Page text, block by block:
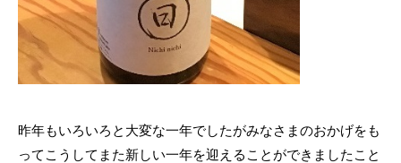
昨年もいろいろと大変な一年でしたがみなさまのおかげをも
ってこうしてまた新しい一年を迎えることができましたこと